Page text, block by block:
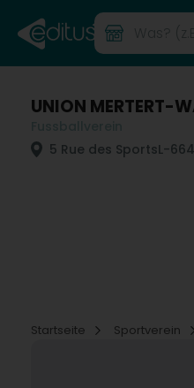
UNION MERTERT-
5 Rue des SportsL-
Startseite
Sportverein